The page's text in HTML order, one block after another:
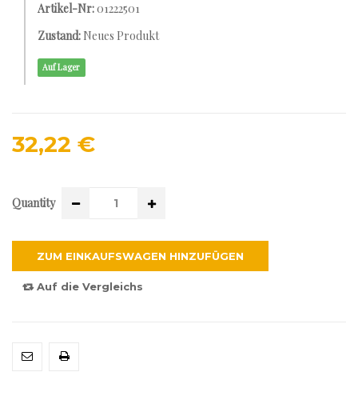
Artikel-Nr:01222501
Zustand: Neues Produkt
Auf Lager
32,22 €
Quantity
ZUM EINKAUFSWAGEN HINZUFÜGEN
Auf die Vergleichs